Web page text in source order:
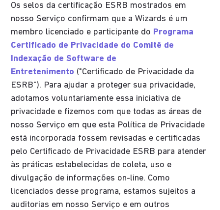
Os selos da certificação ESRB mostrados em
nosso Serviço confirmam que a Wizards é um
membro licenciado e participante do Programa
Certificado de Privacidade do Comitê de
Indexação de Software de
Entretenimento ("Certificado de Privacidade da
ESRB"). Para ajudar a proteger sua privacidade,
adotamos voluntariamente essa iniciativa de
privacidade e fizemos com que todas as áreas de
nosso Serviço em que esta Política de Privacidade
está incorporada fossem revisadas e certificadas
pelo Certificado de Privacidade ESRB para atender
às práticas estabelecidas de coleta, uso e
divulgação de informações on-line. Como
licenciados desse programa, estamos sujeitos a
auditorias em nosso Serviço e em outros